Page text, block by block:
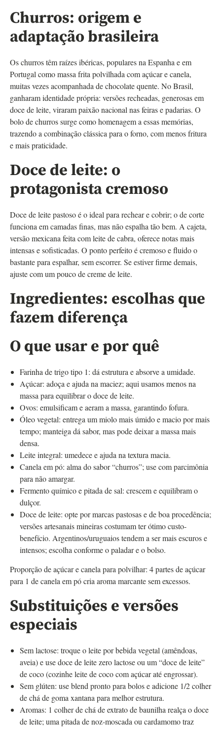
Churros: origem e
adaptação brasileira
Os churros têm raízes ibéricas, populares na Espanha e em
Portugal como massa frita polvilhada com açúcar e canela,
muitas vezes acompanhada de chocolate quente. No Brasil,
ganharam identidade própria: versões recheadas, generosas em
doce de leite, viraram paixão nacional nas feiras e padarias. O
bolo de churros surge como homenagem a essas memórias,
trazendo a combinação clássica para o forno, com menos fritura
e mais praticidade.
Doce de leite: o
protagonista cremoso
Doce de leite pastoso é o ideal para rechear e cobrir; o de corte
funciona em camadas finas, mas não espalha tão bem. A cajeta,
versão mexicana feita com leite de cabra, oferece notas mais
intensas e sofisticadas. O ponto perfeito é cremoso e fluido o
bastante para espalhar, sem escorrer. Se estiver firme demais,
ajuste com um pouco de creme de leite.
Ingredientes: escolhas que
fazem diferença
O que usar e por quê
Farinha de trigo tipo 1: dá estrutura e absorve a umidade.
Açúcar: adoça e ajuda na maciez; aqui usamos menos na
massa para equilibrar o doce de leite.
Ovos: emulsificam e aeram a massa, garantindo fofura.
Óleo vegetal: entrega um miolo mais úmido e macio por mais
tempo; manteiga dá sabor, mas pode deixar a massa mais
densa.
Leite integral: umedece e ajuda na textura macia.
Canela em pó: alma do sabor “churros”; use com parcimônia
para não amargar.
Fermento químico e pitada de sal: crescem e equilibram o
dulçor.
Doce de leite: opte por marcas pastosas e de boa procedência;
versões artesanais mineiras costumam ter ótimo custo-
benefício. Argentinos/uruguaios tendem a ser mais escuros e
intensos; escolha conforme o paladar e o bolso.
Proporção de açúcar e canela para polvilhar: 4 partes de açúcar
para 1 de canela em pó cria aroma marcante sem excessos.
Substituições e versões
especiais
Sem lactose: troque o leite por bebida vegetal (amêndoas,
aveia) e use doce de leite zero lactose ou um “doce de leite”
de coco (cozinhe leite de coco com açúcar até engrossar).
Sem glúten: use blend pronto para bolos e adicione 1/2 colher
de chá de goma xantana para melhor estrutura.
Aromas: 1 colher de chá de extrato de baunilha realça o doce
de leite; uma pitada de noz-moscada ou cardamomo traz